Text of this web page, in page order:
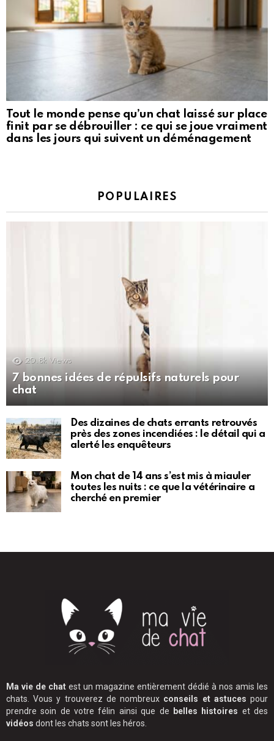
Tout le monde pense qu’un chat laissé sur place
finit par se débrouiller : ce qui se joue vraiment
dans les jours qui suivent un déménagement
POPULAIRES
20.8k Views
7 bonnes idées de répulsifs naturels pour
chat
Des dizaines de chats errants retrouvés
près des zones incendiées : le détail qui a
alerté les enquêteurs
Mon chat de 14 ans s’est mis à miauler
toutes les nuits : ce que la vétérinaire a
cherché en premier
Ma vie de chat est un magazine entièrement dédié à nos amis les
chats. Vous y trouverez de nombreux conseils et astuces pour
prendre soin de votre félin ainsi que de
belles histoires et des
vidéos dont les chats sont les héros.